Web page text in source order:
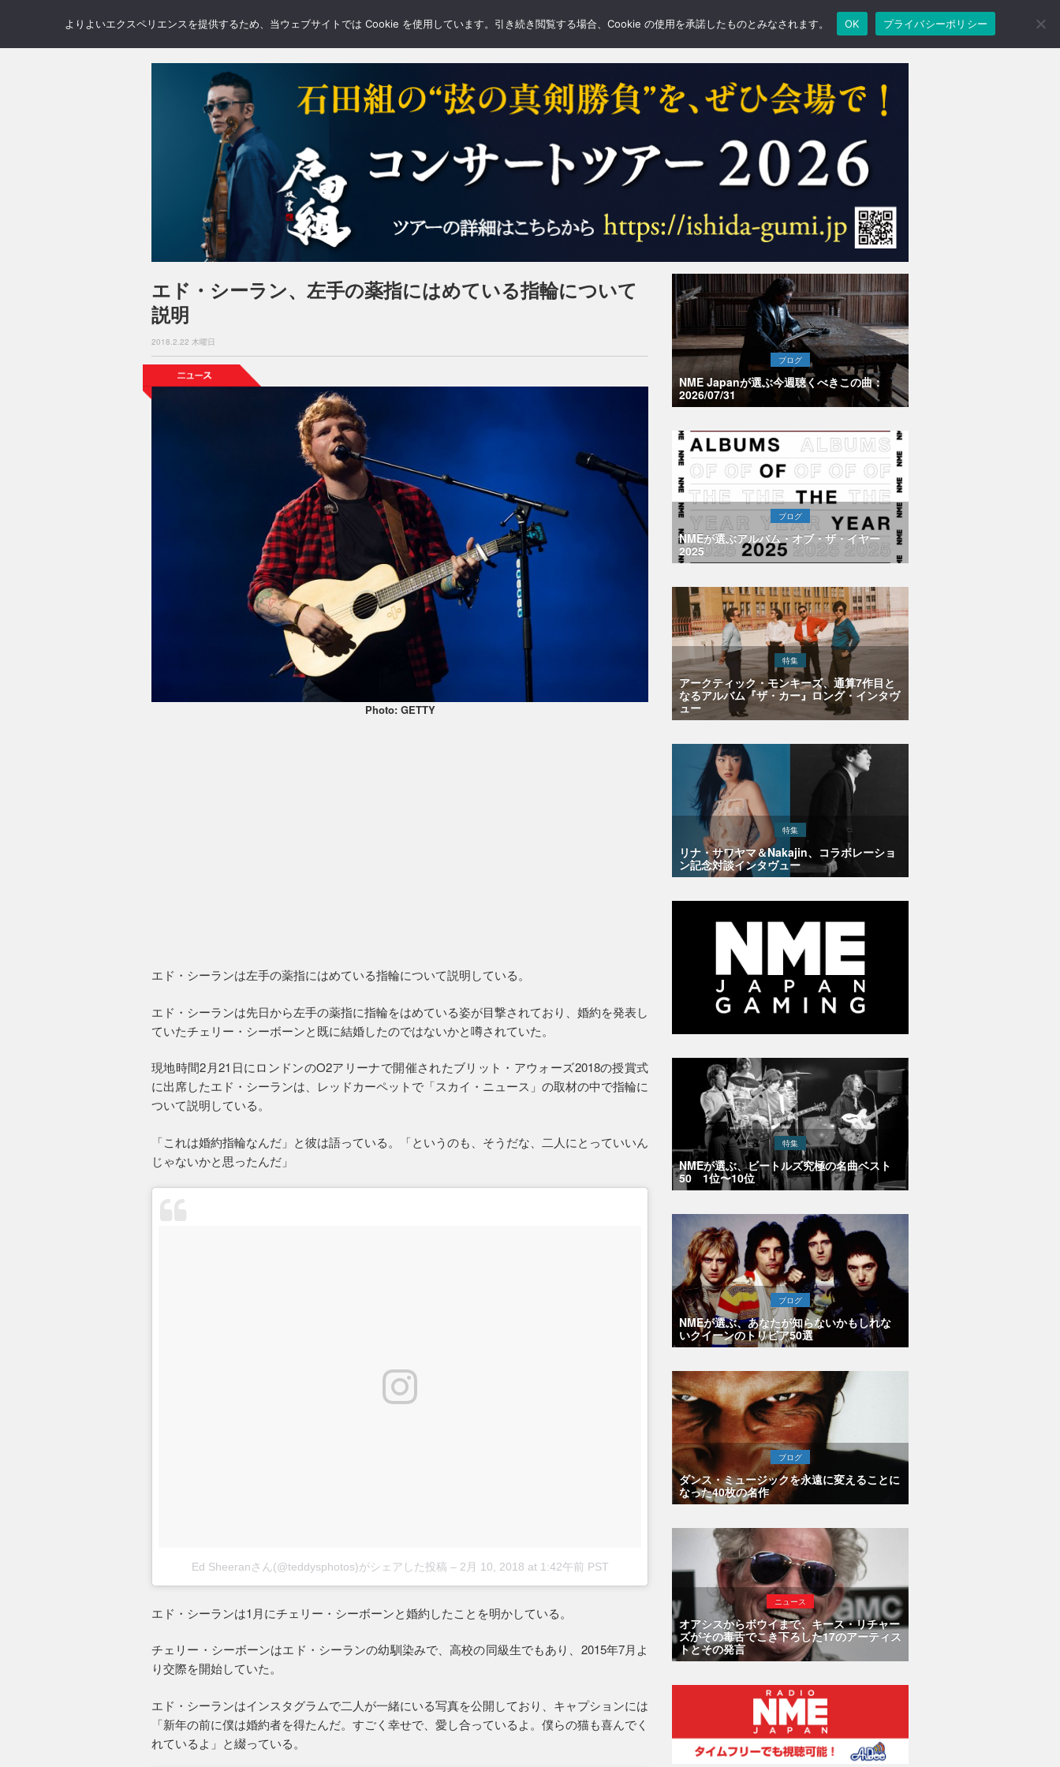
NEWS REVIEWS GALLERY BLOGS FEATURE
エド・シーラン、左手の薬指にはめている指輪について
説明
2018.2.22 木曜日
Photo: GETTY
エド・シーランは左手の薬指にはめている指輪について説明している。
エド・シーランは先日から左手の薬指に指輪をはめている姿が目撃されており、婚約を発表し
ていたチェリー・シーボーンと既に結婚したのではないかと噂されていた。
現地時間2月21日にロンドンのO2アリーナで開催されたブリット・アウォーズ2018の授賞式
に出席したエド・シーランは、レッドカーペットで「スカイ・ニュース」の取材の中で指輪に
ついて説明している。
「これは婚約指輪なんだ」と彼は語っている。「というのも、そうだな、二人にとっていいん
じゃないかと思ったんだ」
Ed Sheeranさん(@teddysphotos)がシェアした投稿 – 2月 10, 2018 at 1:42午前 PST
エド・シーランは1月にチェリー・シーボーンと婚約したことを明かしている。
チェリー・シーボーンはエド・シーランの幼馴染みで、高校の同級生でもあり、2015年7月よ
り交際を開始していた。
エド・シーランはインスタグラムで二人が一緒にいる写真を公開しており、キャプションには
「新年の前に僕は婚約者を得たんだ。すごく幸せで、愛し合っているよ。僕らの猫も喜んでく
れているよ」と綴っている。
ブログ
NME Japanが選ぶ今週聴くべきこの曲：
2026/07/31
ブログ
NMEが選ぶアルバム・オブ・ザ・イヤー
2025
特集
アークティック・モンキーズ、通算7作目と
なるアルバム『ザ・カー』ロング・インタヴ
ュー
特集
リナ・サワヤマ＆Nakajin、コラボレーショ
ン記念対談インタヴュー
特集
NMEが選ぶ、ビートルズ究極の名曲ベスト
50 1位〜10位
ブログ
NMEが選ぶ、あなたが知らないかもしれな
いクイーンのトリビア50選
ブログ
ダンス・ミュージックを永遠に変えることに
なった40枚の名作
ニュース
オアシスからボウイまで、キース・リチャー
ズがその毒舌でこき下ろした17のアーティス
トとその発言
よりよいエクスペリエンスを提供するため、当ウェブサイトでは Cookie を使用しています。引き続き閲覧する場合、Cookie の使用を承諾したものとみなされます。 OK プライバシーポリシー